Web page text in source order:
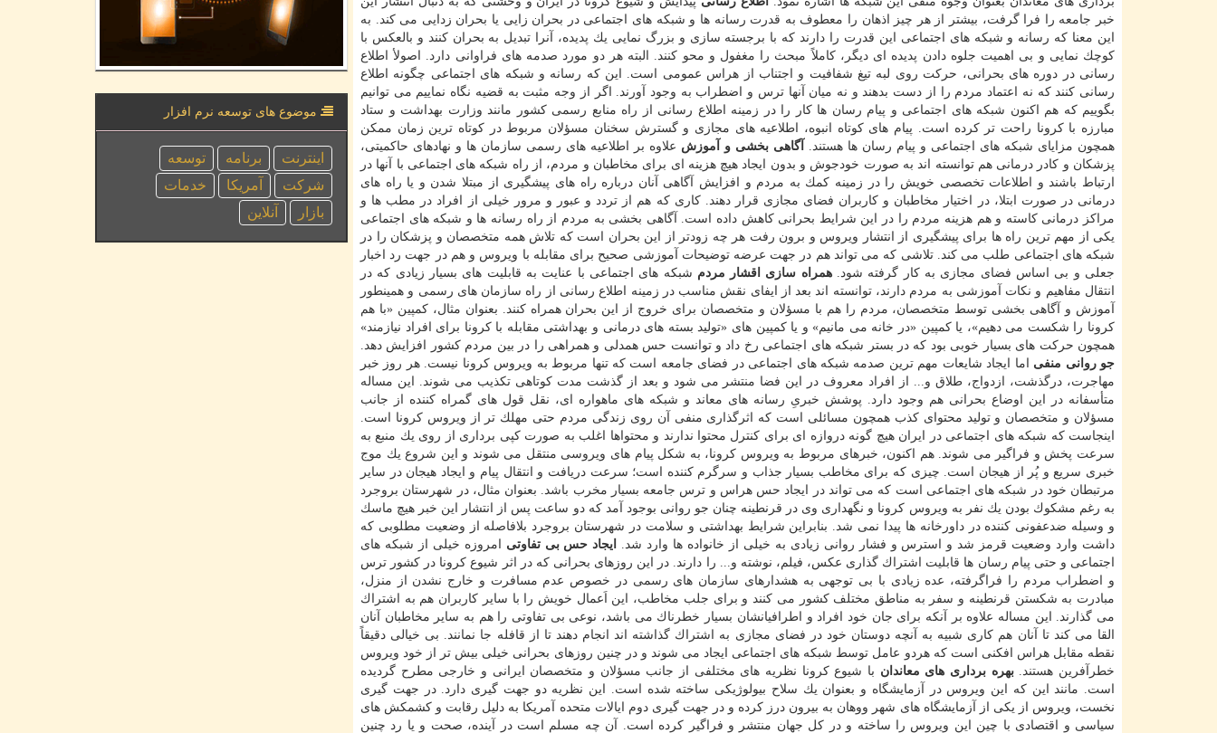
خبر جامعه را فرا گرفت، بیشتر از هر چیز اذهان را معطوف به قدرت رسانه ها و شبكه های اجتماعی در بحران زایی یا بحران زدایی می كند. به
این معنا كه رسانه و شبكه های اجتماعی این قدرت را دارند كه با برجسته سازی و بزرگ نمایی یك پدیده، آنرا تبدیل به بحران كنند و بالعكس با
كوچك نمایی و بی اهمیت جلوه دادن پدیده ای دیگر، كاملاً مبحث را مغفول و محو كنند. البته هر دو مورد صدمه های فراوانی دارد. اصولأ اطلاع
رسانی در دوره های بحرانی، حركت روی لبه تیغ شفافیت و اجتناب از هراس عمومی است. این كه رسانه و شبكه های اجتماعی چگونه اطلاع
رسانی كنند كه نه اعتماد مردم را از دست بدهند و نه میان آنها ترس و اضطراب به وجود آورند. اگر از وجه مثبت به قضیه نگاه نماییم می توانیم
بگوییم كه هم اكنون شبكه های اجتماعی و پیام رسان ها كار را در زمینه اطلاع رسانی از راه منابع رسمی كشور مانند وزارت بهداشت و ستاد
مبارزه با كرونا راحت تر كرده است. پیام های كوتاه انبوه، اطلاعیه های مجازی و گسترش سخنان مسؤلان مربوط در كوتاه ترین زمان ممكن
همچون مزایای شبكه های اجتماعی و پیام رسان ها هستند. آگاهی بخشی و آموزش علاوه بر اطلاعیه های رسمی سازمان ها و نهادهای حاكمیتی،
پزشكان و كادر درمانی هم توانسته اند به صورت خودجوش و بدون ایجاد هیچ هزینه ای برای مخاطبان و مردم، از راه شبكه های اجتماعی با آنها در
ارتباط باشند و اطلاعات تخصصی خویش را در زمینه كمك به مردم و افزایش آگاهی آنان درباره راه های پیشگیری از مبتلا شدن و یا راه های
درمانی در صورت ابتلا، در اختیار مخاطبان و كاربران فضای مجازی قرار دهند. كاری كه هم از تردد و عبور و مرور خیلی از افراد در مطب ها و
مراكز درمانی كاسته و هم هزینه مردم را در این شرایط بحرانی كاهش داده است. آگاهی بخشی به مردم از راه رسانه ها و شبكه های اجتماعی
یكی از مهم ترین راه ها برای پیشگیری از انتشار ویروس و برون رفت هر چه زودتر از این بحران است كه تلاش همه متخصصان و پزشكان را در
شبكه های اجتماعی طلب می كند. تلاشی كه می تواند هم در جهت عرضه توضیحات آموزشی صحیح برای مقابله با ویروس و هم در جهت رد اخبار
جعلی و بی اساس فضای مجازی به كار گرفته شود.همراه سازی اقشار مردم شبكه های اجتماعی با عنایت به قابلیت های بسیار زیادی كه در
انتقال مفاهیم و نكات آموزشی به مردم دارند، توانسته اند بعد از ایفای نقش مناسب در زمینه اطلاع رسانی از راه سازمان های رسمی و همینطور
آموزش و آگاهی بخشی توسط متخصصان، مردم را هم با مسؤلان و متخصصان برای خروج از این بحران همراه كنند. بعنوان مثال، كمپین «با هم
كرونا را شكست می دهیم»، یا كمپین «در خانه می مانیم» و یا كمپین های «تولید بسته های درمانی و بهداشتی مقابله با كرونا برای افراد نیازمند»
همچون حركت های بسیار خوبی بود كه در بستر شبكه های اجتماعی رخ داد و توانست حس همدلی و همراهی را در بین مردم كشور افزایش دهد.
جو روانی منفی اما ایجاد شایعات مهم ترین صدمه شبكه های اجتماعی در فضای جامعه است كه تنها مربوط به ویروس كرونا نیست. هر روز خبر
مهاجرت، درگذشت، ازدواج، طلاق و... از افراد معروف در این فضا منتشر می شود و بعد از گذشت مدت كوتاهی تكذیب می شوند. این مساله
متأسفانه در این اوضاع بحرانی هم وجود دارد. پوشش خبریِ رسانه های معاند و شبكه های ماهواره ای، نقل قول های گمراه كننده از جانب
مسؤلان و متخصصان و تولید محتوای كذب همچون مسائلی است كه اثرگذاری منفی آن روی زندگی مردم حتی مهلك تر از ویروس كرونا است.
اینجاست كه شبكه های اجتماعی در ایران هیچ گونه دروازه ای برای كنترل محتوا ندارند و محتواها اغلب به صورت كپی برداری از روی یك منبع به
سرعت پخش و فراگیر می شوند. هم اكنون، خبرهای مربوط به ویروس كرونا، به شكل پیام های ویروسی منتقل می شوند و این شروع یك موج
خبری سریع و پُر از هیجان است. چیزی كه برای مخاطب بسیار جذاب و سرگرم كننده است؛ سرعت دریافت و انتقال پیام و ایجاد هیجان در سایر
مرتبطان خود در شبكه های اجتماعی است كه می تواند در ایجاد حس هراس و ترس جامعه بسیار مخرب باشد. بعنوان مثال، در شهرستان بروجرد
به رغم مشكوك بودن یك نفر به ویروس كرونا و نگهداری وی در قرنطینه چنان جو روانی بوجود آمد كه دو ساعت پس از انتشار این خبر هیچ ماسك
و وسیله ضدعفونی كننده در داورخانه ها پیدا نمی شد. بنابراین شرایط بهداشتی و سلامت در شهرستان بروجرد بلافاصله از وضعیت مطلوبی كه
داشت وارد وضعیت قرمز شد و استرس و فشار روانی زیادی به خیلی از خانواده ها وارد شد.
ایجاد حس بی تفاوتی امروزه خیلی از شبكه های
اجتماعی و حتی پیام رسان ها قابلیت اشتراك گذاری عكس، فیلم، نوشته و... را دارند. در این روزهای بحرانی كه در اثر شیوع كرونا در كشور ترس
و اضطراب مردم را فراگرفته، عده زیادی با بی توجهی به هشدارهای سازمان های رسمی در خصوص عدم مسافرت و خارج نشدن از منزل،
مبادرت به شكستن قرنطینه و سفر به مناطق مختلف كشور می كنند و برای جلب مخاطب، این اَعمال خویش را با سایر كاربران هم به اشتراك
می گذارند. این مساله علاوه بر آنكه برای جان خود افراد و اطرافیانشان بسیار خطرناك می باشد، نوعی بی تفاوتی را هم به سایر مخاطبان آنان
القا می كند تا آنان هم كاری شبیه به آنچه دوستان خود در فضای مجازی به اشتراك گذاشته اند انجام دهند تا از قافله جا نمانند. بی خیالی دقیقاً
نقطه مقابل هراس افكنی است كه هردو عامل توسط شبكه های اجتماعی ایجاد می شوند و در چنین روزهای بحرانی خیلی بیش تر از خود ویروس
خطرآفرین هستند.بهره برداری های معاندان با شیوع كرونا نظریه های مختلفی از جانب مسؤلان و متخصصان ایرانی و خارجی مطرح گردیده
است. مانند این كه این ویروس در آزمایشگاه و بعنوان یك سلاح بیولوژیكی ساخته شده است. این نظریه دو جهت گیری دارد. در جهت گیری
نخست، ویروس از یكی از آزمایشگاه های شهر ووهان به بیرون درز كرده و در جهت گیری دوم ایالات متحده آمریكا به دلیل رقابت و كشمكش های
سیاسی و اقتصادی با چین این ویروس را ساخته و در كل جهان منتشر و فراگیر كرده است. آن چه مسلم است در آینده، صحت و یا رد چنین
موضوع های توسعه نرم افزار
اینترنت برنامه
توسعه
شركت
آمریكا
خدمات
بازار
آنلاین